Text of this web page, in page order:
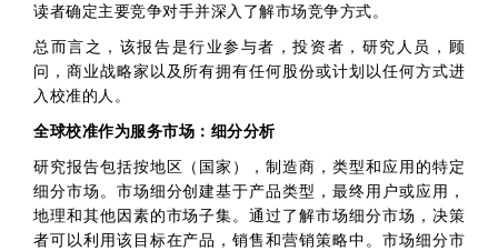
读者确定主要竞争对手并深入了解市场竞争方式。
总而言之，该报告是行业参与者，投资者，研究人员，顾
问，商业战略家以及所有拥有任何股份或计划以任何方式进
入校准的人。
全球校准作为服务市场：细分分析
研究报告包括按地区（国家），制造商，类型和应用的特定
细分市场。市场细分创建基于产品类型，最终用户或应用，
地理和其他因素的市场子集。通过了解市场细分市场，决策
者可以利用该目标在产品，销售和营销策略中。市场细分市